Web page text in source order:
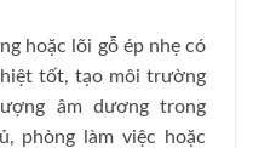
hoặc lõi gỗ ép nhẹ có
tốt, tạo môi trường
âm dương trong
phòng làm việc hoặc